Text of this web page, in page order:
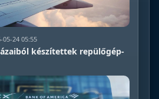
05-24 05:55
készítettek repülőgép-